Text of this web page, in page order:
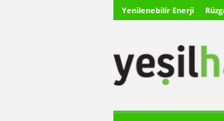
Yenilenebilir Enerji
ş